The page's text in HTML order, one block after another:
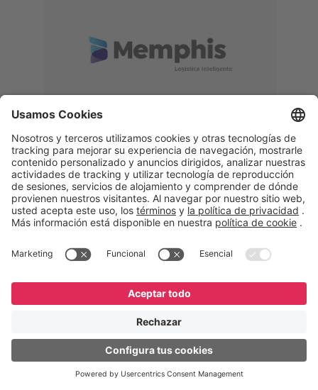
Memphis
Eduardo Ribeiro
CEO
“Con GeneXus desarrollamos una
acompañar todas las etapas de la
verificar, analizar, reacondicionar y
garantizando calidad y reduciendo
costos”.